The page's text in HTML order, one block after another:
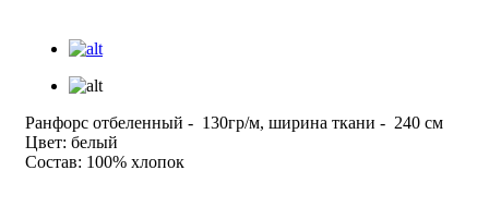
Ранфорс отбеленный - 130гр/м, ширина ткани - 240 см
Цвет: белый
Состав: 100% хлопок